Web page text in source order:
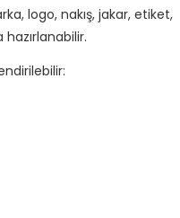
logo, nakış, jakar, etiket,